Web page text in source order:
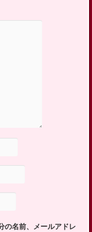
の名前、メールアドレ